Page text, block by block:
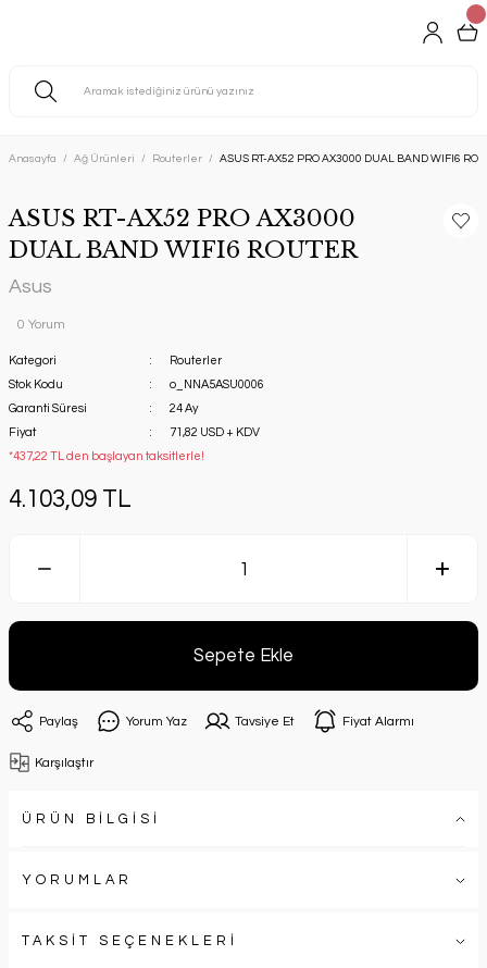
Anasayfa Ağ Ürünleri Routerler ASUS RT-AX52 PRO AX3000 DUAL BAND WIFI6
ASUS RT-AX52 PRO AX3000
DUAL BAND WIFI6 ROUTER
Asus
0 Yorum
Kategori
Routerler
Stok Kodu
o_NNA5ASU0006
Garanti Süresi
24 Ay
Fiyat
71,82 USD + KDV
*437,22 TL den başlayan taksitlerle!
4.103,09 TL
Sepete Ekle
Paylaş Yorum Yaz Tavsiye Et Fiyat Alarmı
Karşılaştır
ÜRÜN BİLGİSİ
YORUMLAR
TAKSİT SEÇENEKLERİ